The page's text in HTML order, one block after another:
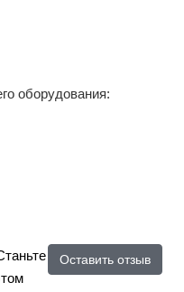
оборудования:
Оставить отзыв